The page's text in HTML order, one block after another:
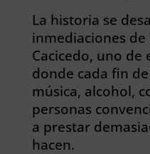
La historia se
inmediaciones
Cacicedo, uno de
donde cada fin
música, alcohol,
personas
a prestar
hacen.